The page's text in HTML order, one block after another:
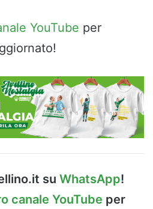
YouTube per
su WhatsApp!
canale YouTube per